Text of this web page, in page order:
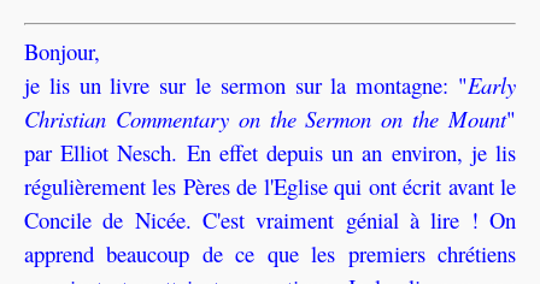
Bonjour,
je lis un livre sur le sermon sur la montagne: "Early
Christian Commentary on the Sermon on the Mount"
par Elliot Nesch. En effet depuis un an environ, je lis
régulièrement les Pères de l'Eglise qui ont écrit avant le
Concile de Nicée. C'est vraiment génial à lire ! On
apprend beaucoup de ce que les premiers chrétiens